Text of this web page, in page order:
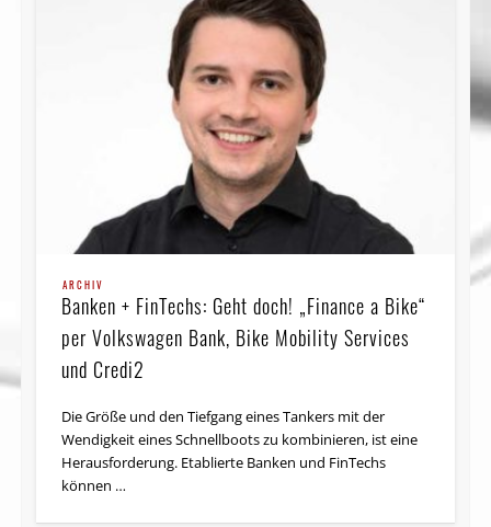
ARCHIV
Banken + FinTechs: Geht doch! „Finance a Bike“
per Volkswagen Bank, Bike Mobility Services
und Credi2
Die Größe und den Tiefgang eines Tankers mit der
Wendigkeit eines Schnellboots zu kombinieren, ist eine
Herausforderung. Etablierte Banken und FinTechs
können …